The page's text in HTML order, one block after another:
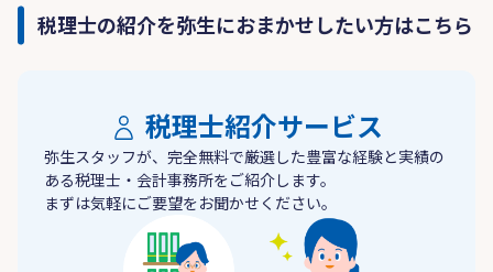
税理士の紹介を弥生におまかせしたい方はこちら
税理士紹介サービス
弥生スタッフが、完全無料で厳選した豊富な経験と実績の
ある税理士・会計事務所をご紹介します。
まずは気軽にご要望をお聞かせください。